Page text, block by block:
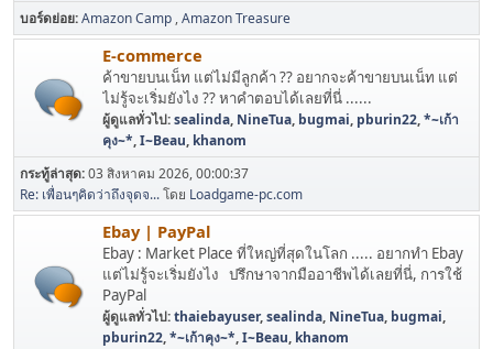
บอร์ดย่อย Amazon Camp Amazon Treasure
E-commerce
ค้าขายบนเน็ท แต่ไม่มีลูกค้า ?? อยากจะค้าขายบนเน็ท แต่
ไม่รู้จะเริ่มยังไง ?? หาคำตอบได้เลยที่นี่ ......
ผู้ดูแลทั่วไป:sealinda, NineTua, bugmai, pburin22,*~เก้า
คุง~*,I~Beau, khanom
กระทู้ล่าสุด:03 สิงหาคม 2026, 00:00:37
Re: เพื่อนๆคิดว่าถึงจุดจ...โดย Loadgame-pc.com
Ebay | PayPal
Ebay : Market Place ที่ใหญ่ที่สุดในโลก ..... อยากทำ Ebay
แต่ไม่รู้จะเริ่มยังไง ปรึกษาจากมืออาชีพได้เลยที่นี่, การใช้
PayPal
ผู้ดูแลทั่วไป:thaiebayuser,sealinda, NineTua, bugmai,
pburin22,*~เก้าคุง~*,I~Beau, khanom